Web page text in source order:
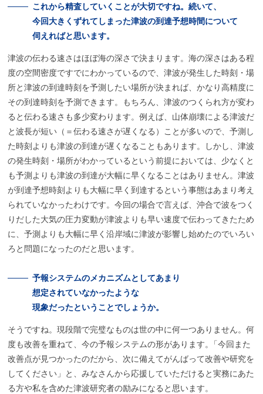
これから精査していくことが大切ですね。 続いて、
今回大きくずれてしまった津波の到達予想時間について
伺えればと思います。
津波の伝わる速さはほぼ海の深さで決まります。海の深さはある程
度の空間密度ですでにわかっているので、津波が発生した時刻・場
所と津波の到達時刻を予測したい場所が決まれば、かなり高精度に
その到達時刻を予測できます。もちろん、津波のつくられ方が変わ
ると伝わる速さも多少変わります。例えば、山体崩壊による津波だ
と波長が短い（＝伝わる速さが遅くなる）ことが多いので、予測し
た時刻よりも津波の到達が遅くなることもあります。しかし、津波
の発生時刻・場所がわかっているという前提においては、少なくと
も予測よりも津波の到達が大幅に早くなることはありません。津波
が到達予想時刻よりも大幅に早く到達するという事態はあまり考え
られていなかったわけです。今回の場合で言えば、沖合で波をつく
りだした大気の圧力変動が津波よりも早い速度で伝わってきたため
に、予測よりも大幅に早く沿岸域に津波が影響し始めたのでいろい
ろと問題になったのだと思います。
予報システムのメカニズムとしてあまり
想定されていなかったような
現象だったということでしょうか。
そうですね。現段階で完璧なものは世の中に何一つありません。何
度も改善を重ねて、今の予報システムの形があります。
「今回また
改善点が見つかったのだから、次に備えてがんばって改善や研究を
してください」と、みなさんから応援していただけると実務にあた
る方や私を含めた津波研究者の励みになると思います。